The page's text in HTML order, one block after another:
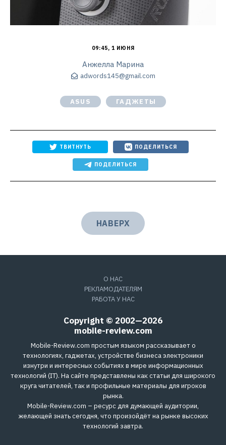
09:45, 1 ИЮНЯ
Анжелла Марина
adwords145@gmail.com
ASUS ГАДЖЕТЫ
ТВИТНУТЬ ПОДЕЛИТЬСЯ
ПОДЕЛИТЬСЯ
НАВЕРХ
О НАС
РЕКЛАМОДАТЕЛЯМ
РАБОТА У НАС
Copyright © 2002—2026
mobile-review.com
Mobile-Review.com простым языком рассказывает о
технологиях, гаджетах, устройстве бизнеса электроники
изнутри и интересных событиях в мире информационных
технологий (IT). На сайте представлены как статьи для широкого
круга читателей, так и профильные материалы для игроков
рынка.
Mobile-Review.com – ресурс для думающей аудитории,
желающей знать сегодня, что произойдёт на рынке высоких
технологий завтра.